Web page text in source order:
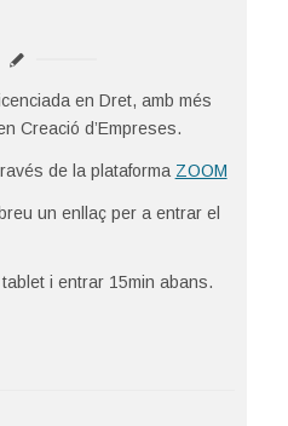
en Dret, amb més
Creació d’Empreses.
de la plataforma ZOOM
un enllaç per a entrar el
i entrar 15min abans.